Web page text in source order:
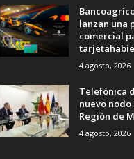
lanzan una
comercial
4 agosto, 2026
Telefónica
nuevo nodo
Región de
4 agosto, 2026